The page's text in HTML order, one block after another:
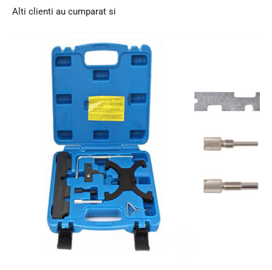
Alti clienti au cumparat si